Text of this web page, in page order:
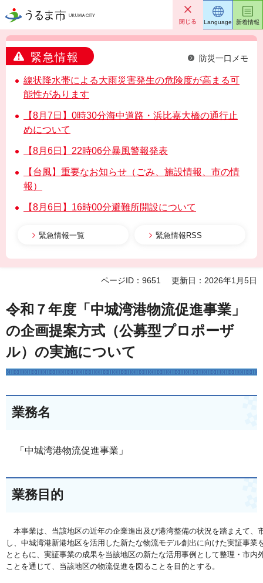
うるま市 閉じる
緊急情報 防災一口メモ
線状降水帯による大雨災害発生の危険度が高まる可
能性があります
【8月7日】0時30分海中道路・浜比嘉大橋の通行止
めについて
【8月6日】22時06分暴風警報発表
【台風】重要なお知らせ（ごみ、施設情報、市の情
報）
【8月6日】16時00分避難所開設について
緊急情報一覧 緊急情報RSS
Language 新着情報
ページID：9651 更新日：2026年1月5日
令和７年度「中城湾港物流促進事業」
の企画提案方式（公募型プロポーザ
ル）の実施について
業務名
「中城湾港物流促進事業」
業務目的
本事業は、当該地区の近年の企業進出及び港湾整備の状況を踏まえて、
し、中城湾港新港地区を活用した新たな物流モデル創出に向けた実証事
とともに、実証事業の成果を当該地区の新たな活用事例として整理・市
ことを通じて、当該地区の物流促進を図ることを目的とする。